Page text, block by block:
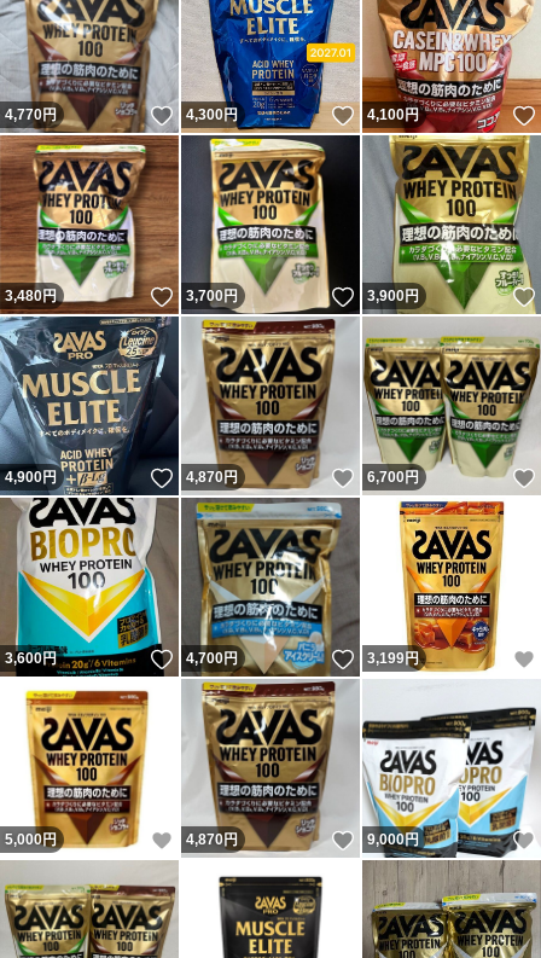
4,770円 いいね！
4,300円 いいね！
4,100円
3,480円 いいね！
3,700円 いいね！
3,900円
4,900円 いいね！
4,870円 いいね！
6,700円
3,600円 いいね！
4,700円 いいね！
3,199円
5,000円 いいね！
4,870円 いいね！
9,000円